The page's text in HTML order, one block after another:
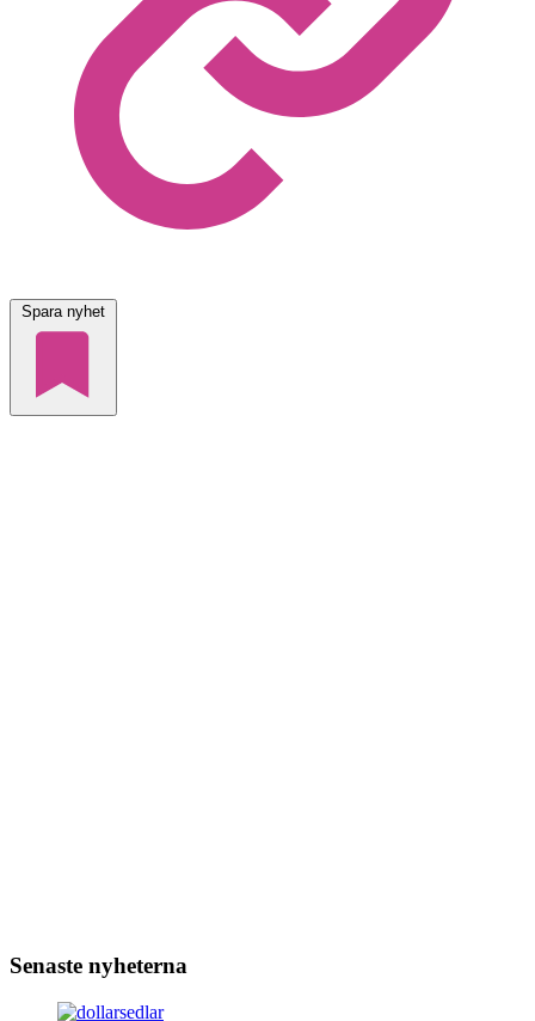
Spara nyhet
Senaste nyheterna